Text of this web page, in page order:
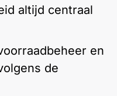
altijd centraal
en
de